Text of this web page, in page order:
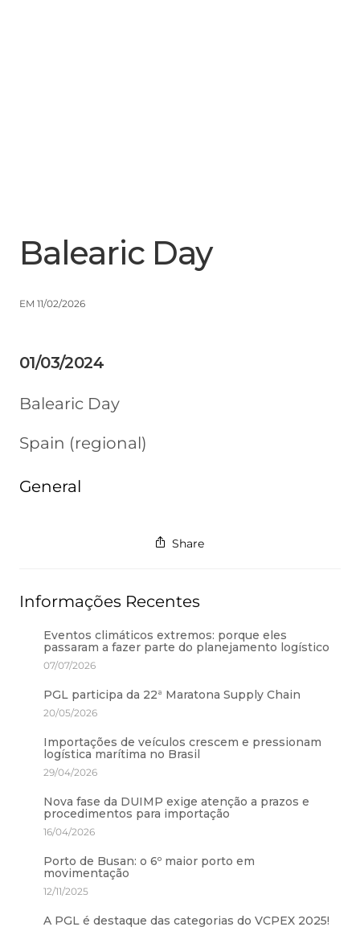
Balearic Day
EM 11/02/2026
01/03/2024
Balearic Day
Spain (regional)
General
Share
Informações Recentes
Eventos climáticos extremos: porque eles
passaram a fazer parte do planejamento logístico
07/07/2026
PGL participa da 22ª Maratona Supply Chain
20/05/2026
Importações de veículos crescem e pressionam
logística marítima no Brasil
29/04/2026
Nova fase da DUIMP exige atenção a prazos e
procedimentos para importação
16/04/2026
Porto de Busan: o 6º maior porto em
movimentação
12/11/2025
A PGL é destaque das categorias do VCPEX 2025!